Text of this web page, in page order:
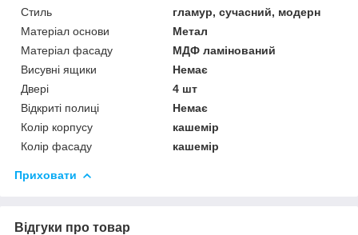
Стиль
гламур, сучасний, модерн
Матеріал основи
Метал
Матеріал фасаду
МДФ ламінований
Висувні ящики
Немає
Двері
4 шт
Відкриті полиці
Немає
Колір корпусу
кашемір
Колір фасаду
кашемір
Приховати
Відгуки про товар